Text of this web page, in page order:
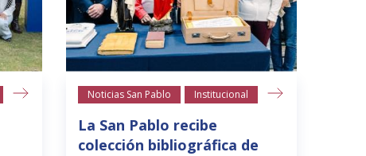
Noticias San Pablo Institucional
La San Pablo recibe
colección bibliográfica de